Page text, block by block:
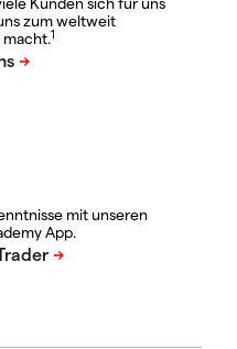
zum weltweit
macht.1
mit unseren
App.